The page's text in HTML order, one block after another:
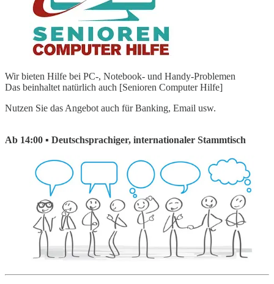
Wir bieten Hilfe bei PC-, Notebook- und Handy-Problemen
Das beinhaltet natürlich auch [Senioren Computer Hilfe]
Nutzen Sie das Angebot auch für Banking, Email usw.
Ab 14:00 ▪ Deutschsprachiger, internationaler Stammtisch